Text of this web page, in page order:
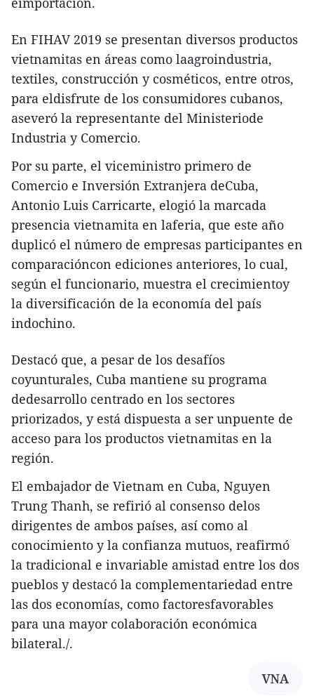
En FIHAV 2019 se presentan diversos productos
vietnamitas en áreas como laagroindustria,
textiles, construcción y cosméticos, entre otros,
para eldisfrute de los consumidores cubanos,
aseveró la representante del Ministeriode
Industria y Comercio.
Por su parte, el viceministro primero de
Comercio e Inversión Extranjera deCuba,
Antonio Luis Carricarte, elogió la marcada
presencia vietnamita en laferia, que este año
duplicó el número de empresas participantes en
comparacióncon ediciones anteriores, lo cual,
según el funcionario, muestra el crecimientoy
la diversificación de la economía del país
indochino.
Destacó que, a pesar de los desafíos
coyunturales, Cuba mantiene su programa
dedesarrollo centrado en los sectores
priorizados, y está dispuesta a ser unpuente de
acceso para los productos vietnamitas en la
región.
El embajador de Vietnam en Cuba, Nguyen
Trung Thanh, se refirió al consenso delos
dirigentes de ambos países, así como al
conocimiento y la confianza mutuos, reafirmó
la tradicional e invariable amistad entre los dos
pueblos y destacó la complementariedad entre
las dos economías, como factoresfavorables
para una mayor colaboración económica
bilateral./.
VNA